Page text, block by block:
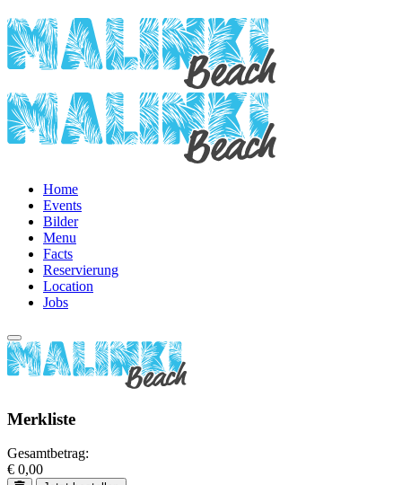
Home
Events
Bilder
Menu
Facts
Reservierung
Location
Jobs
Merkliste
Gesamtbetrag:
€ 0,00